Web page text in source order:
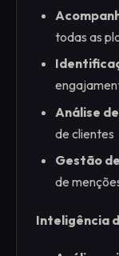
todas as
Análise
de clientes
Gestão
de
Inteligência